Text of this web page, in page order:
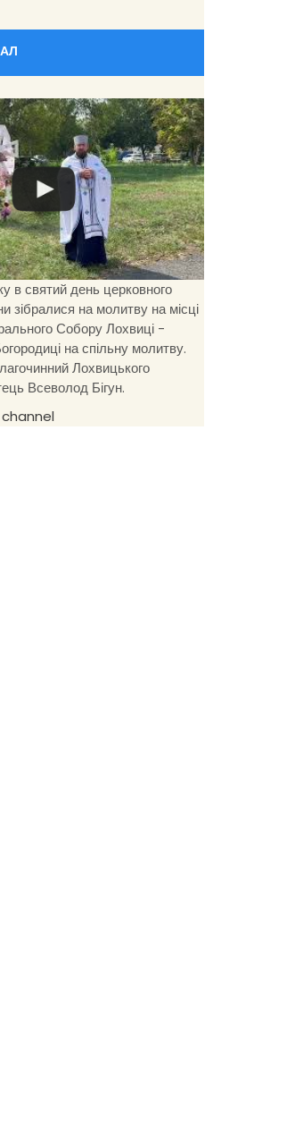
в святий день церковного
зібралися на молитву на місці
Собору Лохвиці -
на спільну молитву.
Лохвицького
Всеволод Бігун.